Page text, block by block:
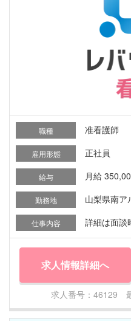
職種 准看護師
雇用形態 正社員
給与 月給
勤務地 山梨県南ア
仕事内容 詳細は面談
求人情報詳細へ
求人番号：46129